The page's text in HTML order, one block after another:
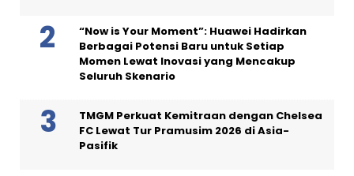
“Now is Your Moment”: Huawei Hadirkan
Berbagai Potensi Baru untuk Setiap
Momen Lewat Inovasi yang Mencakup
Seluruh Skenario
TMGM Perkuat Kemitraan dengan Chelsea
FC Lewat Tur Pramusim 2026 di Asia-
Pasifik